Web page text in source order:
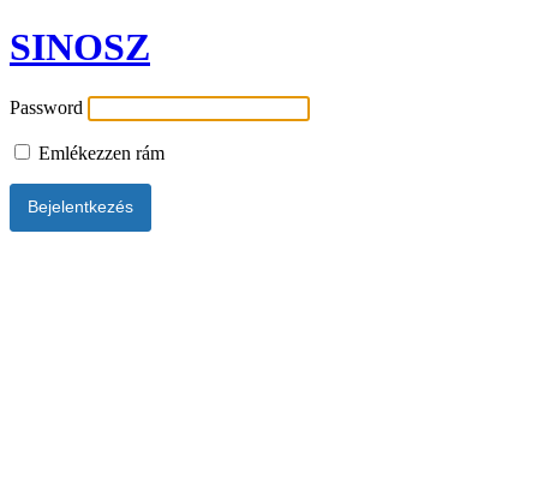
SINOSZ
Password
Emlékezzen rám